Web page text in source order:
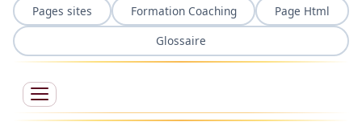
Pages sites Formation Coaching
Page Html
Glossaire